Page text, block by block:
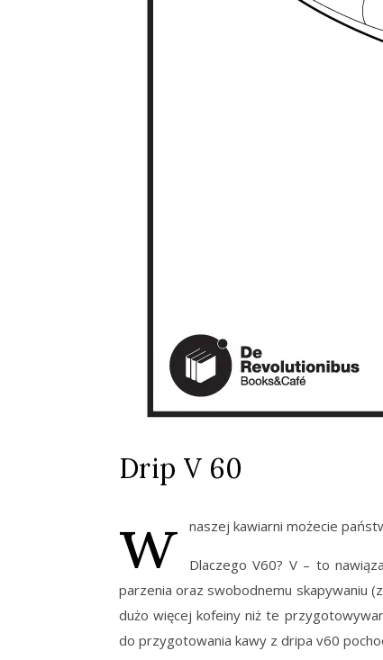
Drip V 60
w naszej kawiarni możecie
Dlaczego V60? V – to
parzenia oraz swobodnemu skapywaniu
dużo więcej kofeiny niż te
do przygotowania kawy z dripa v60